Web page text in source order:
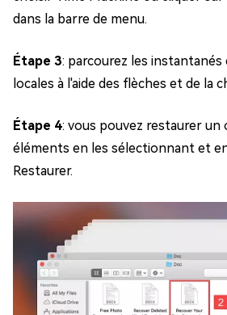
dans la barre de menu.
Étape 3: parcourez les instantanés
locales à l'aide des flèches et de la
Étape 4: vous pouvez restaurer un
éléments en les sélectionnant et
Restaurer.